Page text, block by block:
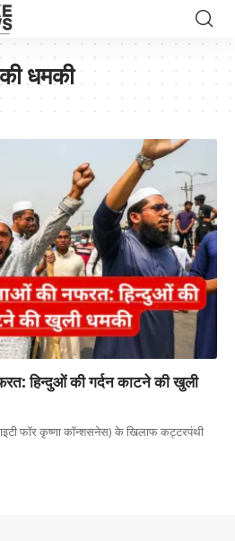
धमकी
हिन्दुओं की गर्दन काटने की खुली
फॉर कृष्णा कॉन्शसनेस) के खिलाफ कट्टरपंथी